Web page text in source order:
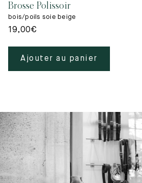
Brosse Polissoir
bois/poils soie beige
19,00€
Ajouter au panier